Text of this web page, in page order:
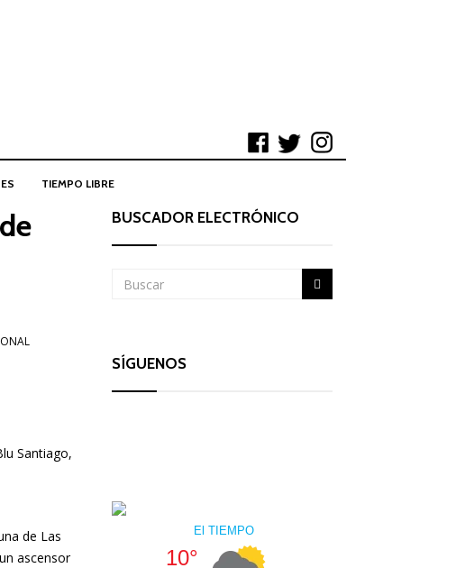
TIEMPO LIBRE
Santiago,
de Las
ascensor
BUSCADOR ELECTRÓNICO
SÍGUENOS